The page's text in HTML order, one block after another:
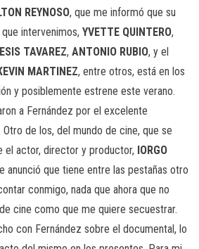
REYNOSO, que me informó que su
que intervenimos, YVETTE QUINTERO,
TAVAREZ, ANTONIO RUBIO, y el
MARTINEZ, entre otros, está en los
y posiblemente estrene este verano.
a Fernández por el excelente
de los, del mundo de cine, que se
el actor, director y productor, IORGO
anunció que tiene entre las pestañas otro
conmigo, nada que ahora que no
cine como que me quiere secuestrar.
con Fernández sobre el documental, lo